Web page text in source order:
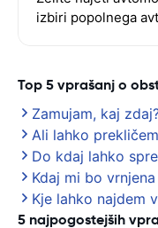
izbiri popolnega
Top 5 vprašanj o
Zamujam, kaj
Ali lahko
Do kdaj lahko
Kdaj mi bo
Kje lahko najdem
5 najpogostejših